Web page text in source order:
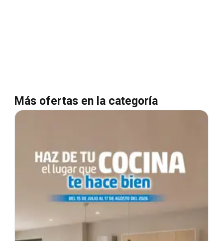
Más ofertas en la categoría